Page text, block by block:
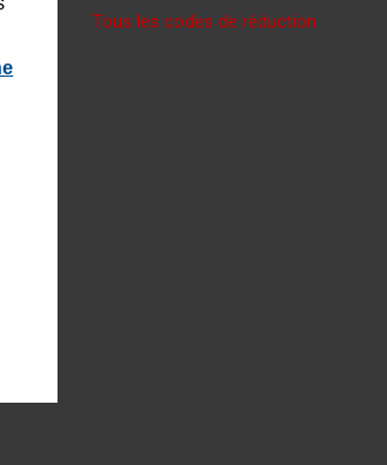
Tous les codes de réduction